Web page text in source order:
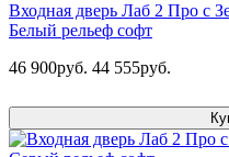
Входная дверь Лаб 2 Про с
Белый рельеф софт
46 900руб. 44 555руб.